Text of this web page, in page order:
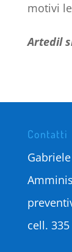
motivi
Artedil
Contatti
cell. 335